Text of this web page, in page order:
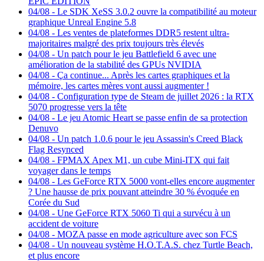
04/08 - Le SDK XeSS 3.0.2 ouvre la compatibilité au moteur
graphique Unreal Engine 5.8
04/08 - Les ventes de plateformes DDR5 restent ultra-
majoritaires malgré des prix toujours très élevés
04/08 - Un patch pour le jeu Battlefield 6 avec une
amélioration de la stabilité des GPUs NVIDIA
04/08 - Ça continue... Après les cartes graphiques et la
mémoire, les cartes mères vont aussi augmenter !
04/08 - Configuration type de Steam de juillet 2026 : la RTX
5070 progresse vers la tête
04/08 - Le jeu Atomic Heart se passe enfin de sa protection
Denuvo
04/08 - Un patch 1.0.6 pour le jeu Assassin's Creed Black
Flag Resynced
04/08 - FPMAX Apex M1, un cube Mini-ITX qui fait
voyager dans le temps
04/08 - Les GeForce RTX 5000 vont-elles encore augmenter
? Une hausse de prix pouvant atteindre 30 % évoquée en
Corée du Sud
04/08 - Une GeForce RTX 5060 Ti qui a survécu à un
accident de voiture
04/08 - MOZA passe en mode agriculture avec son FCS
04/08 - Un nouveau système H.O.T.A.S. chez Turtle Beach,
et plus encore